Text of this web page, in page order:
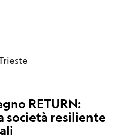
RETURN:
società resiliente